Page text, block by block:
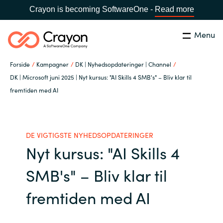
Crayon is becoming SoftwareOne - Read more
Menu
Forside Kampagner
DK | Nyhedsopdateringer | Channel
DK | Microsoft juni 2025 | Nyt kursus: "AI Skills 4 SMB's" – Bliv klar til
fremtiden med AI
Global site
Africa
Søg Luk
Om os
Softwarepartnere
Channel Partner
DE VIGTIGSTE NYHEDSOPDATERINGER
Nyt kursus: "AI Skills 4
SMB's" – Bliv klar til
fremtiden med AI